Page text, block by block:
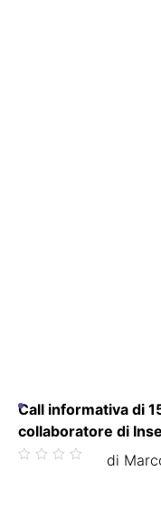
Call informativa di
collaboratore di
Valutato di